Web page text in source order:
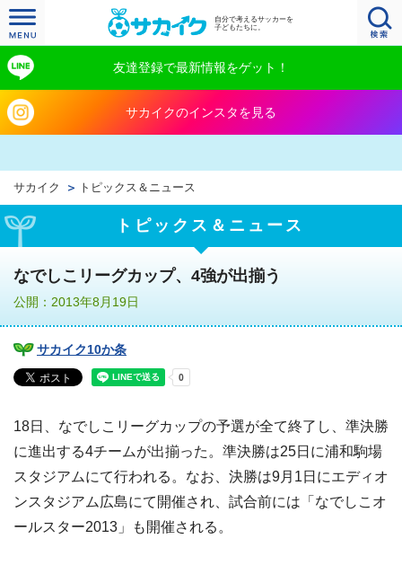
自分で考えるサッカーを
子どもたちに。
友達登録で最新情報をゲット！
サカイクのインスタを見る
サカイク トピックス＆ニュース
トピックス＆ニュース
なでしこリーグカップ、4強が出揃う
公開：2013年8月19日
サカイク10か条
18日、なでしこリーグカップの予選が全て終了し、準決勝
に進出する4チームが出揃った。準決勝は25日に浦和駒場
スタジアムにて行われる。なお、決勝は9月1日にエディオ
ンスタジアム広島にて開催され、試合前には「なでしこオ
ールスター2013」も開催される。